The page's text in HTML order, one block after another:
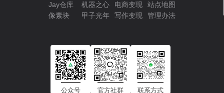
Jay仓库
像素块
机器之心
甲子光年
电商变现
写作变现
站点地图
管理办法
公众号 官方社群 联系方式